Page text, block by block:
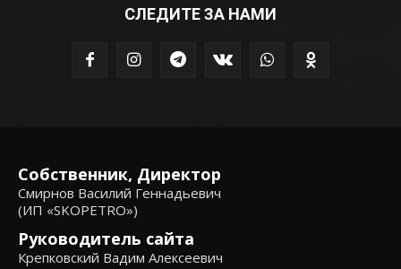
СЛЕДИТЕ ЗА НАМИ
Собственник, Директор
Смирнов Василий Геннадьевич
(ИП «SKOPETRO»)
Руководитель сайта
Крепковский Вадим Алексеевич